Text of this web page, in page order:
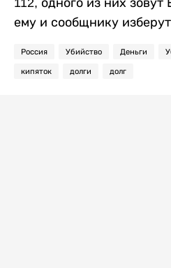
112, одного из них
ему и сообщнику
Россия Убийство Деньги
кипяток долги долг